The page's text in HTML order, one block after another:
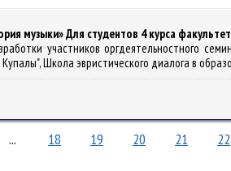
музыки» Для студентов 4 курса
участников оргдеятельностного
Школа эвристического диалога в
... 18 19 20 21 22